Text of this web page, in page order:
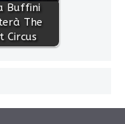
Buffini
The
Circus